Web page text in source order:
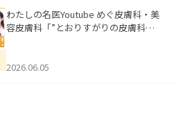
わたしの名医Youtube めぐ皮膚科・美
容皮膚科「”とおりすがりの皮膚科
2026.06.05